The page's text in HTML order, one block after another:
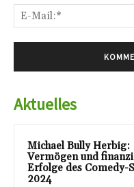
Aktuelles
Michael Bully Herbig:
Vermögen und
Erfolge des Comedy-
2024